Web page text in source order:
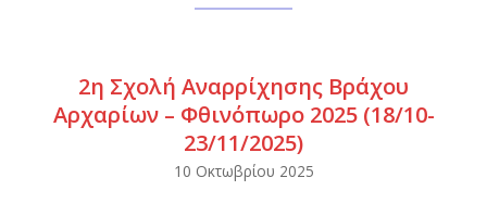
2η Σχολή Αναρρίχησης Βράχου
Αρχαρίων – Φθινόπωρο 2025 (18/10-
23/11/2025)
10 Οκτωβρίου 2025